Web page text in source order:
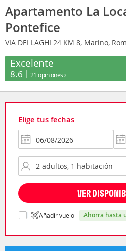
Apartamento La
Pontefice
VIA DEI LAGHI 24 KM 8, Marino,
Excelente
8.6 21 opiniones
Elige tus fechas
VER
Añadir vuelo ahorra hasta